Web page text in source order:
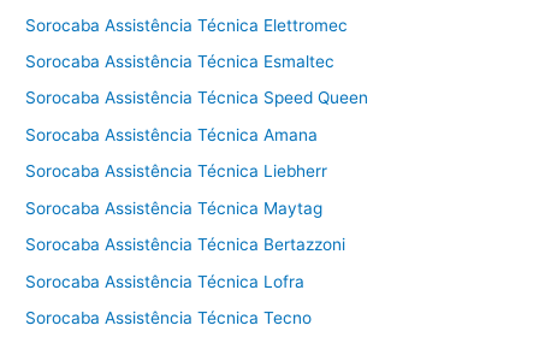
Sorocaba Assistência Técnica Elettromec
Sorocaba Assistência Técnica Esmaltec
Sorocaba Assistência Técnica Speed Queen
Sorocaba Assistência Técnica Amana
Sorocaba Assistência Técnica Liebherr
Sorocaba Assistência Técnica Maytag
Sorocaba Assistência Técnica Bertazzoni
Sorocaba Assistência Técnica Lofra
Sorocaba Assistência Técnica Tecno